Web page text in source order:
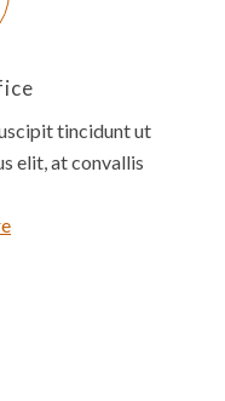
tincidunt ut
elit, at convallis